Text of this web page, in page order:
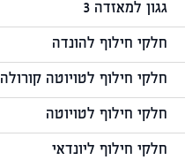
גגון למאזדה 3
חלקי חילוף להונדה
חלקי חילוף לטויוטה קורולה
חלקי חילוף לטויוטה
חלקי חילוף ליונדאי